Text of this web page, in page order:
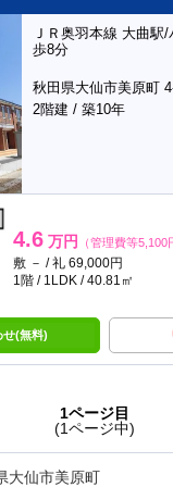
ＪＲ奥羽本線 大曲駅
歩8分
秋田県大仙市美原町
2階建 / 築10年
4.6 万円 （管理費等5,100
敷 － / 礼 69,000円
1階 / 1LDK / 40.81㎡
せ(無料)
1ページ目
(1ページ中)
大仙市美原町